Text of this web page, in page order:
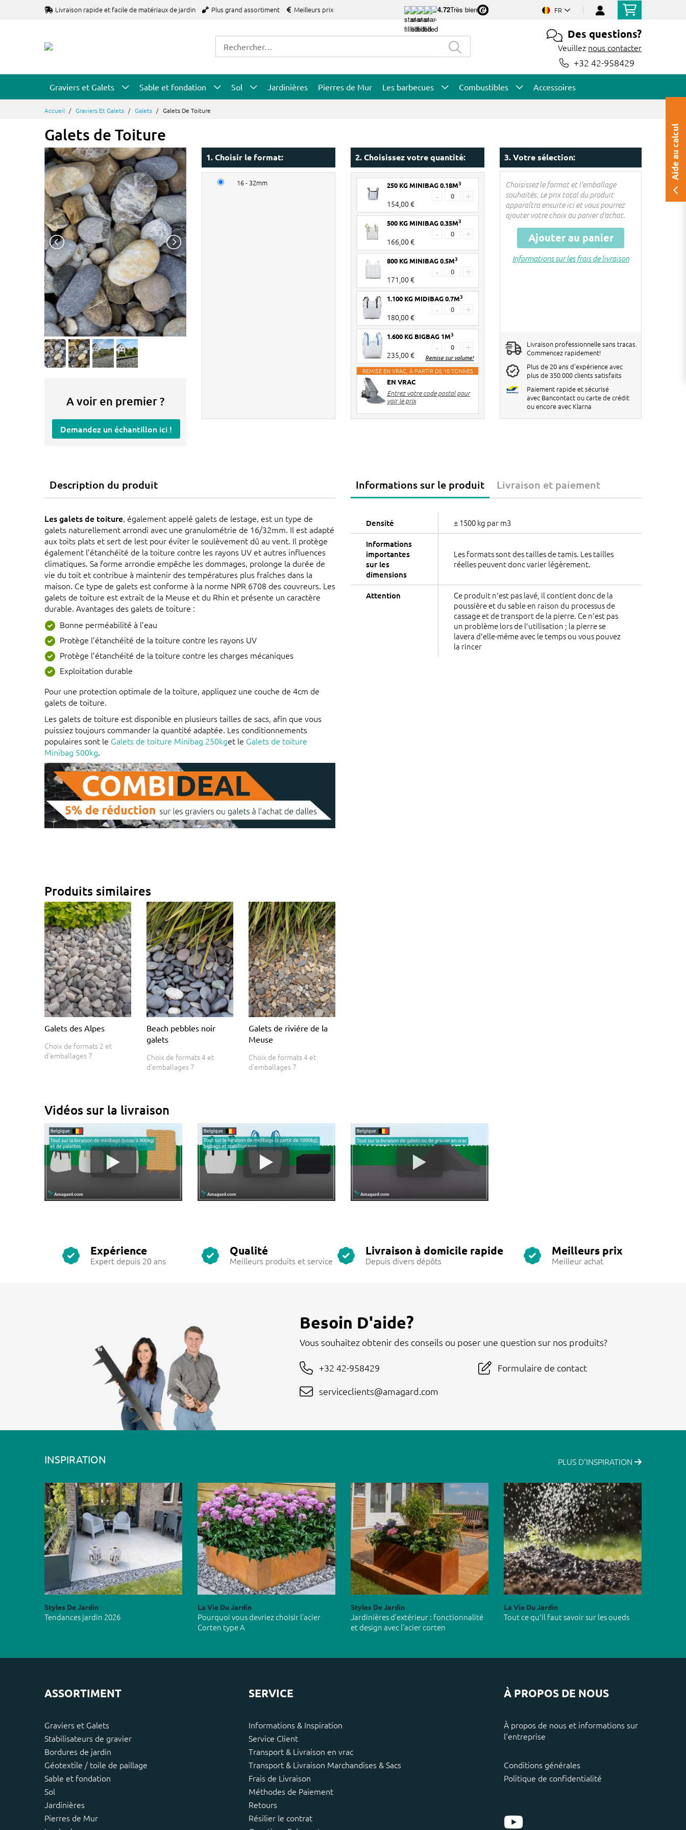
Livraison rapide et facile de matériaux de jardin Plus grand assortiment Meilleurs prix 4.72Très bien FR
Des questions?
Veuillez nous contacter
+32 42-958429
Graviers et Galets Sable et fondation Sol Jardinières Pierres de Mur Les barbecues Combustibles Accessoires
Accueil Graviers Et Galets Galets Galets De Toiture
Galets de Toiture
A voir en premier ?
Demandez un échantillon ici !
1. Choisir le format:
16 - 32mm
2. Choisissez votre quantité:
250 KG MINIBAG 0.18M3
154,00 €
- +
500 KG MINIBAG 0.35M3
166,00 €
- +
800 KG MINIBAG 0.5M3
171,00 €
- +
1.100 KG MIDIBAG 0.7M3
180,00 €
- +
1.600 KG BIGBAG 1M3
235,00 €
- +
Remise sur volume!
3-4 pièces € 10 de réduction par big bag
€ 12 de réduction par big bag
REMISE EN VRAC, À PARTIR DE 10 TONNES
EN VRAC
Entrez votre code postal pour
voir le prix
3. Votre sélection:
Choisissez le format et l'emballage
souhaités. Le prix total du produit
apparaîtra ensuite ici et vous pourrez
ajouter votre choix au panier d'achat.
Ajouter au panier
Informations sur les frais de livraison
Livraison professionnelle sans tracas.
Commencez rapidement!
Plus de 20 ans d'expérience avec
plus de 350.000 clients satisfaits
Paiement rapide et sécurisé
avec Bancontact ou carte de crédit
ou encore avec Klarna
Description du produit
Les galets de toiture, également appelé galets de lestage, est un type de
galets naturellement arrondi avec une granulométrie de 16/32mm. Il est adapté
aux toits plats et sert de lest pour éviter le soulèvement dû au vent. Il protège
également l’étanchéité de la toiture contre les rayons UV et autres influences
climatiques. Sa forme arrondie empêche les dommages, prolonge la durée de
vie du toit et contribue à maintenir des températures plus fraîches dans la
maison. Ce type de galets est conforme à la norme NPR 6708 des couvreurs. Les
galets de toiture est extrait de la Meuse et du Rhin et présente un caractère
durable. Avantages des galets de toiture :
Bonne perméabilité à l’eau
Protège l’étanchéité de la toiture contre les rayons UV
Protège l’étanchéité de la toiture contre les charges mécaniques
Exploitation durable
Pour une protection optimale de la toiture, appliquez une couche de 4cm de
galets de toiture.
Les galets de toiture est disponible en plusieurs tailles de sacs, afin que vous
puissiez toujours commander la quantité adaptée. Les conditionnements
populaires sont le Galets de toiture Minibag 250kget le Galets de toiture
Minibag 500kg.
Informations sur le produit
Densité ± 1500 kg par m3
Informations
importantes
sur les
dimensions
Les formats sont des tailles de tamis. Les tailles
réelles peuvent donc varier légèrement.
Attention
Ce produit n'est pas lavé, il contient donc de la
poussière et du sable en raison du processus de
cassage et de transport de la pierre. Ce n'est pas
un problème lors de l'utilisation ; la pierre se
lavera d'elle-même avec le temps ou vous pouvez
la rincer
Livraison et paiement
Produits similaires
Galets des Alpes
Choix de formats 2 et
d'emballages 7
Beach pebbles noir
galets
Choix de formats 4 et
d'emballages 7
Galets de riviére de la
Meuse
Choix de formats 4 et
d'emballages 7
Vidéos sur la livraison
Expérience
Expert depuis 20 ans
Qualité
Meilleurs produits et service
Livraison à domicile rapide
Depuis divers dépôts
Meilleurs prix
Meilleur achat
Besoin D'aide?
Vous souhaitez obtenir des conseils ou poser une question sur nos produits?
+32 42-958429
serviceclients@amagard.com
Formulaire de contact
INSPIRATION PLUS D'INSPIRATION
Styles De Jardin
Tendances jardin 2026
La Vie Du Jardin
Pourquoi vous devriez choisir l’acier
Corten type A
Styles De Jardin
Jardinières d’extérieur : fonctionnalité
et design avec l’acier corten
La Vie Du Jardin
Tout ce qu'il faut savoir sur les oueds
ASSORTIMENT
Graviers et Galets
Stabilisateurs de gravier
Bordures de jardin
Géotextile / toile de paillage
Sable et fondation
Sol
Jardinières
Pierres de Mur
SERVICE
Informations & Inspiration
Service Client
Transport & Livraison en vrac
Transport & Livraison Marchandises & Sacs
Frais de Livraison
Méthodes de Paiement
Retours
Résilier le contrat
À PROPOS DE NOUS
À propos de nous et informations sur
l'entreprise
Conditions générales
Politique de confidentialité
Aide au calcul